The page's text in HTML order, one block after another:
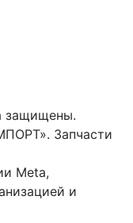
защищены.
Запчасти
Meta,
и